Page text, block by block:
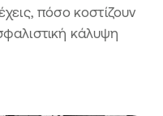
πόσο κοστίζουν
κάλυψη